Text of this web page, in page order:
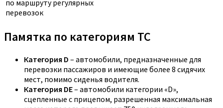
по маршруту регулярных
перевозок
Памятка по категориям ТС
Категория D – автомобили, предназначенные для
перевозки пассажиров и имеющие более 8 сидячих
мест, помимо сиденья водителя.
Категория DE– автомобили категории «D»,
сцепленные с прицепом, разрешенная максимальная